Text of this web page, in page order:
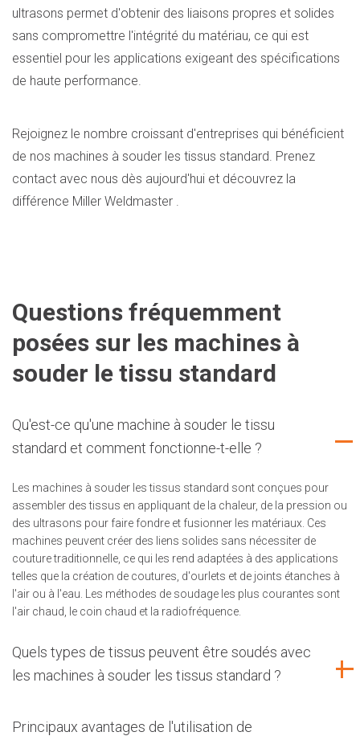
ultrasons permet d'obtenir des liaisons propres et solides
sans compromettre l'intégrité du matériau, ce qui est
essentiel pour les applications exigeant des spécifications
de haute performance.
Rejoignez le nombre croissant d'entreprises qui bénéficient
de nos machines à souder les tissus standard. Prenez
contact avec nous dès aujourd'hui et découvrez la
différence Miller Weldmaster .
Questions fréquemment
posées sur les machines à
souder le tissu standard
Qu'est-ce qu'une machine à souder le tissu
standard et comment fonctionne-t-elle ?
Les machines à souder les tissus standard sont conçues pour
assembler des tissus en appliquant de la chaleur, de la pression ou
des ultrasons pour faire fondre et fusionner les matériaux. Ces
machines peuvent créer des liens solides sans nécessiter de
couture traditionnelle, ce qui les rend adaptées à des applications
telles que la création de coutures, d'ourlets et de joints étanches à
l'air ou à l'eau. Les méthodes de soudage les plus courantes sont
l'air chaud, le coin chaud et la radiofréquence.
Quels types de tissus peuvent être soudés avec
les machines à souder les tissus standard ?
Principaux avantages de l'utilisation de